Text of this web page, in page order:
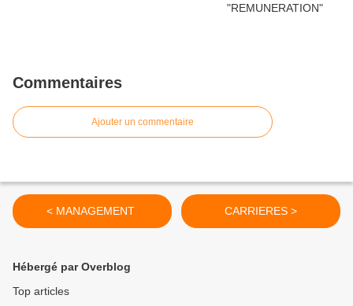
Commentaires
Ajouter un commentaire
< MANAGEMENT CARRIERES >
Hébergé par Overblog
Top articles